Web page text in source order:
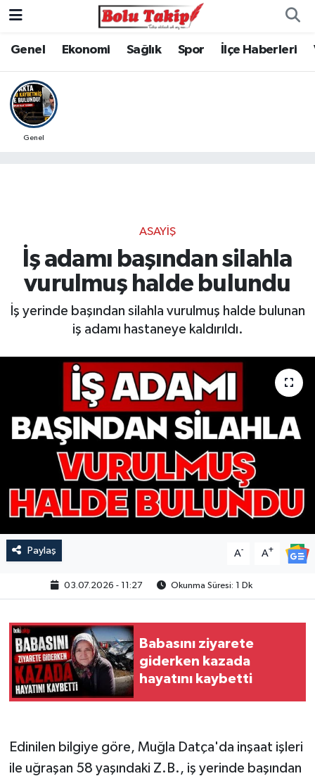
Genel Ekonomi Sağlık Spor İlçe Haberleri
Genel
ASAYIŞ
İş adamı başından silahla
vurulmuş halde bulundu
İş yerinde başından silahla vurulmuş halde bulunan
iş adamı hastaneye kaldırıldı.
Paylaş A- A+
03.07.2026 - 11:27 Okunma Süresi: 1 Dk
Babasını ziyarete
giderken kazada
hayatını kaybetti
Edinilen bilgiye göre, Muğla Datça'da inşaat işleri
ile uğraşan 58 yaşındaki Z.B., iş yerinde başından